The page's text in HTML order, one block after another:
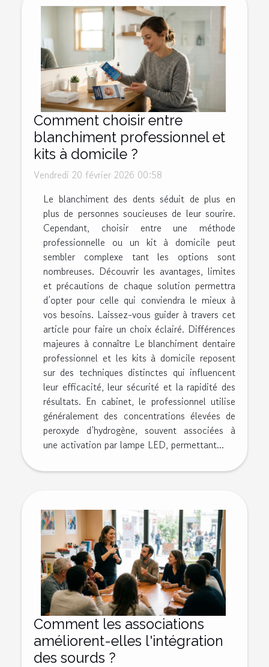
Comment choisir entre
blanchiment professionnel et
kits à domicile ?
Vendredi 20 février 2026 00:58
Le blanchiment des dents séduit de plus en
plus de personnes soucieuses de leur sourire.
Cependant, choisir entre une méthode
professionnelle ou un kit à domicile peut
sembler complexe tant les options sont
nombreuses. Découvrir les avantages, limites
et précautions de chaque solution permettra
d’opter pour celle qui conviendra le mieux à
vos besoins. Laissez-vous guider à travers cet
article pour faire un choix éclairé. Différences
majeures à connaître Le blanchiment dentaire
professionnel et les kits à domicile reposent
sur des techniques distinctes qui influencent
leur efficacité, leur sécurité et la rapidité des
résultats. En cabinet, le professionnel utilise
généralement des concentrations élevées de
peroxyde d’hydrogène, souvent associées à
une activation par lampe LED, permettant...
Comment les associations
améliorent-elles l'intégration
des sourds ?